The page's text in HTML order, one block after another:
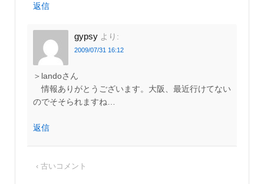
返信
gypsy より:
2009/07/31 16:12
＞landoさん
情報ありがとうございます。大阪、最近行けてない
のでそそられますね…
返信
‹ 古いコメント